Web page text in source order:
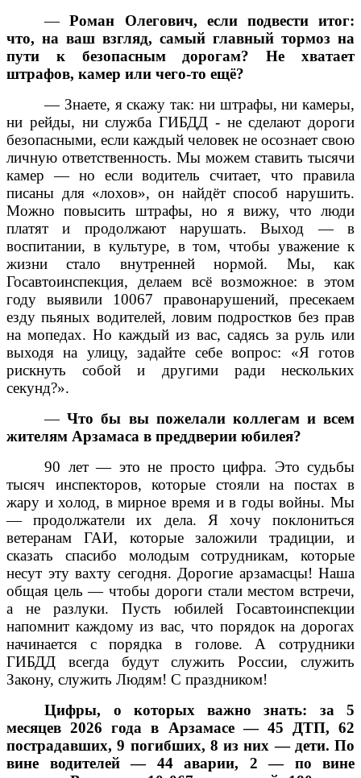
—Роман Олегович, если подвести итог:
что, на ваш взгляд, самый главный тормоз на
пути к безопасным дорогам? Не хватает
штрафов, камер или чего-то ещё?
— Знаете, я скажу так: ни штрафы, ни камеры,
ни рейды, ни служба ГИБДД - не сделают дороги
безопасными, если каждый человек не осознает свою
личную ответственность. Мы можем ставить тысячи
камер — но если водитель считает, что правила
писаны для «лохов», он найдёт способ нарушить.
Можно повысить штрафы, но я вижу, что люди
платят и продолжают нарушать. Выход — в
воспитании, в культуре, в том, чтобы уважение к
жизни стало внутренней нормой. Мы, как
Госавтоинспекция, делаем всё возможное: в этом
году выявили 10067 правонарушений, пресекаем
езду пьяных водителей, ловим подростков без прав
на мопедах. Но каждый из вас, садясь за руль или
выходя на улицу, задайте себе вопрос: «Я готов
рискнуть собой и другими ради нескольких
секунд?».
—Что бы вы пожелали коллегам и всем
жителям Арзамаса в преддверии юбилея?
90 лет — это не просто цифра. Это судьбы
тысяч инспекторов, которые стояли на постах в
жару и холод, в мирное время и в годы войны. Мы
— продолжатели их дела. Я хочу поклониться
ветеранам ГАИ, которые заложили традиции, и
сказать спасибо молодым сотрудникам, которые
несут эту вахту сегодня. Дорогие арзамасцы! Наша
общая цель — чтобы дороги стали местом встречи,
а не разлуки. Пусть юбилей Госавтоинспекции
напомнит каждому из вас, что порядок на дорогах
начинается с порядка в голове. А сотрудники
ГИБДД всегда будут служить России, служить
Закону, служить Людям! С праздником!
Цифры, о которых важно знать: за 5
месяцев 2026 года в Арзамасе — 45 ДТП, 62
пострадавших, 9 погибших, 8 из них — дети. По
вине водителей — 44 аварии, 2 — по вине